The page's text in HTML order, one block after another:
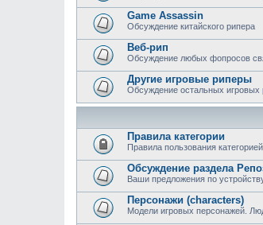
Game Assassin
Обсуждение китайского рипера
Веб-рип
Обсуждение любых фопросов
Другие игровые риперы
Обсуждение остальных игровых
Правила категории
Правила пользования
Обсуждение раздела
Ваши предложения по
Персонажи (characters)
Модели игровых персонажей.